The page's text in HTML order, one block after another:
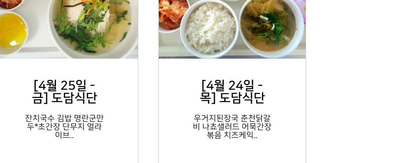
[4월 25일 -
금] 도담식단
잔치국수 김밥 명란군만
두*초간장 단무지 얼라
이브..
[4월 24일 -
목] 도담식단
우거지된장국 춘천닭갈
비 나쵸샐러드 어묵간장
볶음 치즈케익..